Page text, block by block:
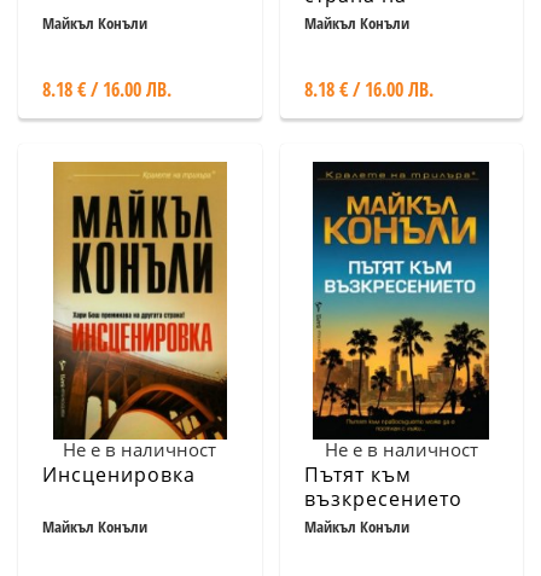
Майкъл Конъли
8.18 € / 16.00 ЛВ.
раздялата
Майкъл Конъли
8.18 € / 16.00 ЛВ.
Не е в наличност
Инсценировка
Майкъл Конъли
Не е в наличност
Пътят към
възкресението
Майкъл Конъли